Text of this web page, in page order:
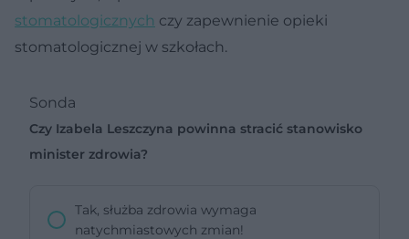
stomatologicznych czy zapewnienie opieki
stomatologicznej w szkołach.
Sonda
Czy Izabela Leszczyna powinna stracić stanowisko
minister zdrowia?
Tak, służba zdrowia wymaga
natychmiastowych zmian!